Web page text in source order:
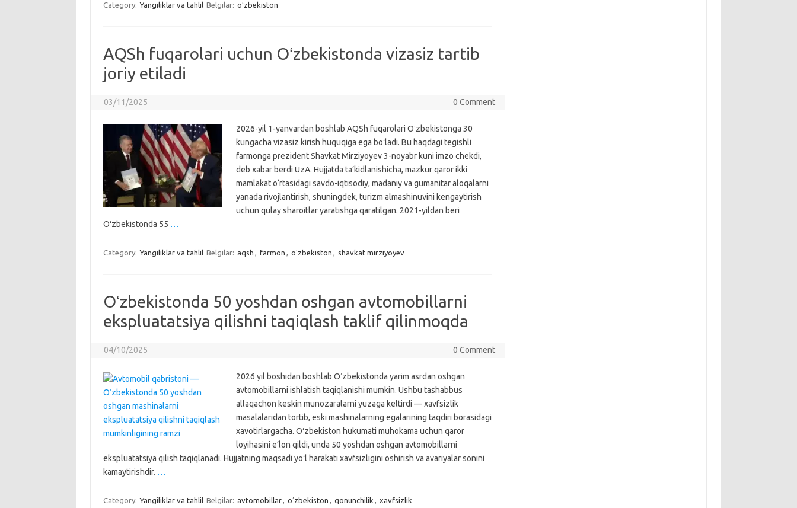
Category: Yangiliklar va tahlil Belgilar: oʻzbekiston
AQSh fuqarolari uchun Oʻzbekistonda vizasiz tartib
joriy etiladi
03/11/2025 0 Comment
2026-yil 1-yanvardan boshlab AQSh fuqarolari Oʻzbekistonga 30
kungacha vizasiz kirish huquqiga ega boʻladi. Bu haqdagi tegishli
farmonga prezident Shavkat Mirziyoyev 3-noyabr kuni imzo chekdi,
deb xabar berdi UzA. Hujjatda ta’kidlanishicha, mazkur qaror ikki
mamlakat o‘rtasidagi savdo-iqtisodiy, madaniy va gumanitar aloqalarni
yanada rivojlantirish, shuningdek, turizm almashinuvini kengaytirish
uchun qulay sharoitlar yaratishga qaratilgan. 2021-yildan beri
Oʻzbekistonda 55 …
Category: Yangiliklar va tahlil Belgilar: aqsh , farmon , oʻzbekiston , shavkat mirziyoyev
Oʻzbekistonda 50 yoshdan oshgan avtomobillarni
ekspluatatsiya qilishni taqiqlash taklif qilinmoqda
04/10/2025 0 Comment
2026 yil boshidan boshlab Oʻzbekistonda yarim asrdan oshgan
avtomobillarni ishlatish taqiqlanishi mumkin. Ushbu tashabbus
allaqachon keskin munozaralarni yuzaga keltirdi — xavfsizlik
masalalaridan tortib, eski mashinalarning egalarining taqdiri borasidagi
xavotirlargacha. Oʻzbekiston hukumati muhokama uchun qaror
loyihasini e’lon qildi, unda 50 yoshdan oshgan avtomobillarni
ekspluatatsiya qilish taqiqlanadi. Hujjatning maqsadi yoʻl harakati xavfsizligini oshirish va avariyalar sonini
kamaytirishdir. …
Category: Yangiliklar va tahlil Belgilar: avtomobillar, oʻzbekiston , qonunchilik , xavfsizlik